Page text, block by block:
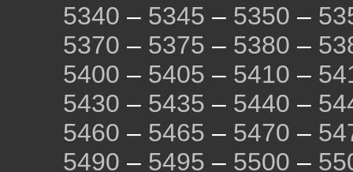
5340 – 5345 – 5350 –
5370 – 5375 – 5380 –
5400 – 5405 – 5410 –
5430 – 5435 – 5440 –
5460 – 5465 – 5470 –
5490 – 5495 – 5500 –